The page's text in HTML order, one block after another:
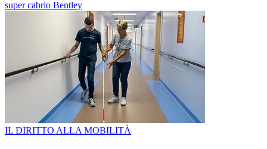
super cabrio Bentley
IL DIRITTO ALLA MOBILITÀ